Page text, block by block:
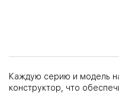
Каждую серию и модель
конструктор, что